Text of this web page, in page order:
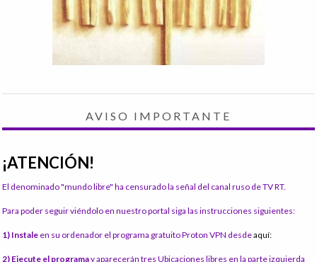
AVISO IMPORTANTE
¡ATENCIÓN!
El denominado "mundo libre" ha censurado la señal del canal ruso de TV RT.
Para poder seguir viéndolo en nuestro portal siga las instrucciones siguientes:
1) Instale en su ordenador el programa gratuito Proton VPN desdeaquí:
2) Ejecute el programay aparecerán tres Ubicaciones libres en la parte izquierda